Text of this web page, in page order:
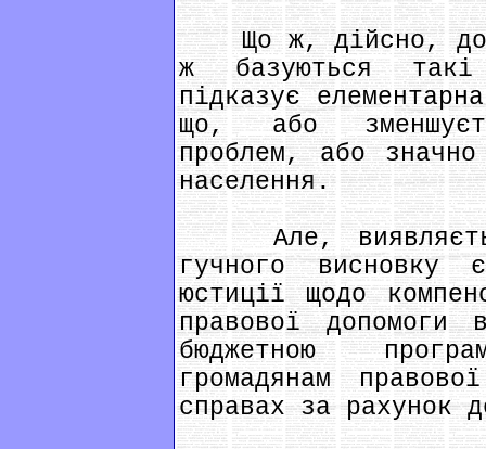
Що ж, дійсно,
ж базуються
підказує
що, або
проблем, або значно
населення.
Але,
гучного висновку
юстиції щодо
правової допомоги
бюджетною
громадянам
справах за рахунок